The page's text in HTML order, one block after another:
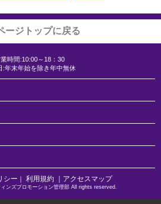
ージトップに戻る
時間:10:00～18：30
:年末年始を除き年中無休
シー 利用規約 ｜アクセスマップ
ンズプロモーション管理部 All rights reserved.